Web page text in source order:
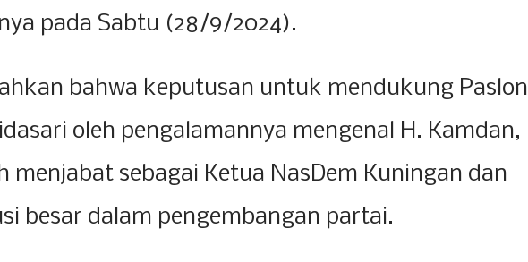
pada Sabtu (28/9/2024).
bahwa keputusan untuk mendukung Paslon
oleh pengalamannya mengenal H. Kamdan,
menjabat sebagai Ketua NasDem Kuningan dan
besar dalam pengembangan partai.